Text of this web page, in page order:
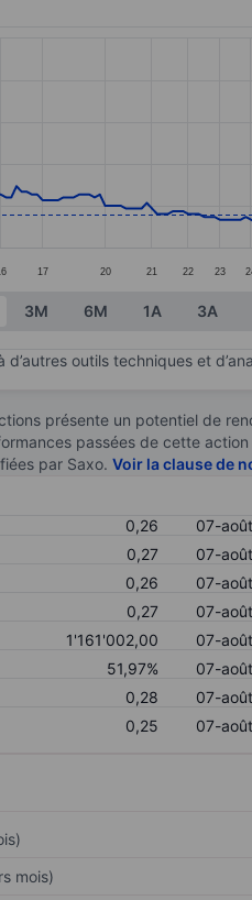
categories.
values. Data ranges from
17 20 21 22 23
3M 6M 1A 3A
d’autres outils techniques et
présente un potentiel de
passées de cette
par Saxo. Voir la clause de
0,26
07-
0,27
07-
0,26
07-
0,27
07-
1'161'002,00
07-
51,97%
07-
0,28
07-
0,25 07-
mois)